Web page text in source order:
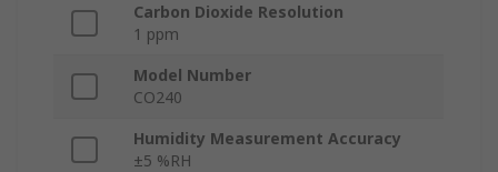
Carbon Dioxide Resolution
1 ppm
Model Number
CO240
Humidity Measurement Accuracy
±5 %RH